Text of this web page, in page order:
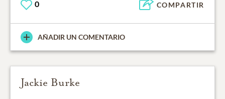
0 COMPARTIR
AÑADIR UN COMENTARIO
Jackie Burke